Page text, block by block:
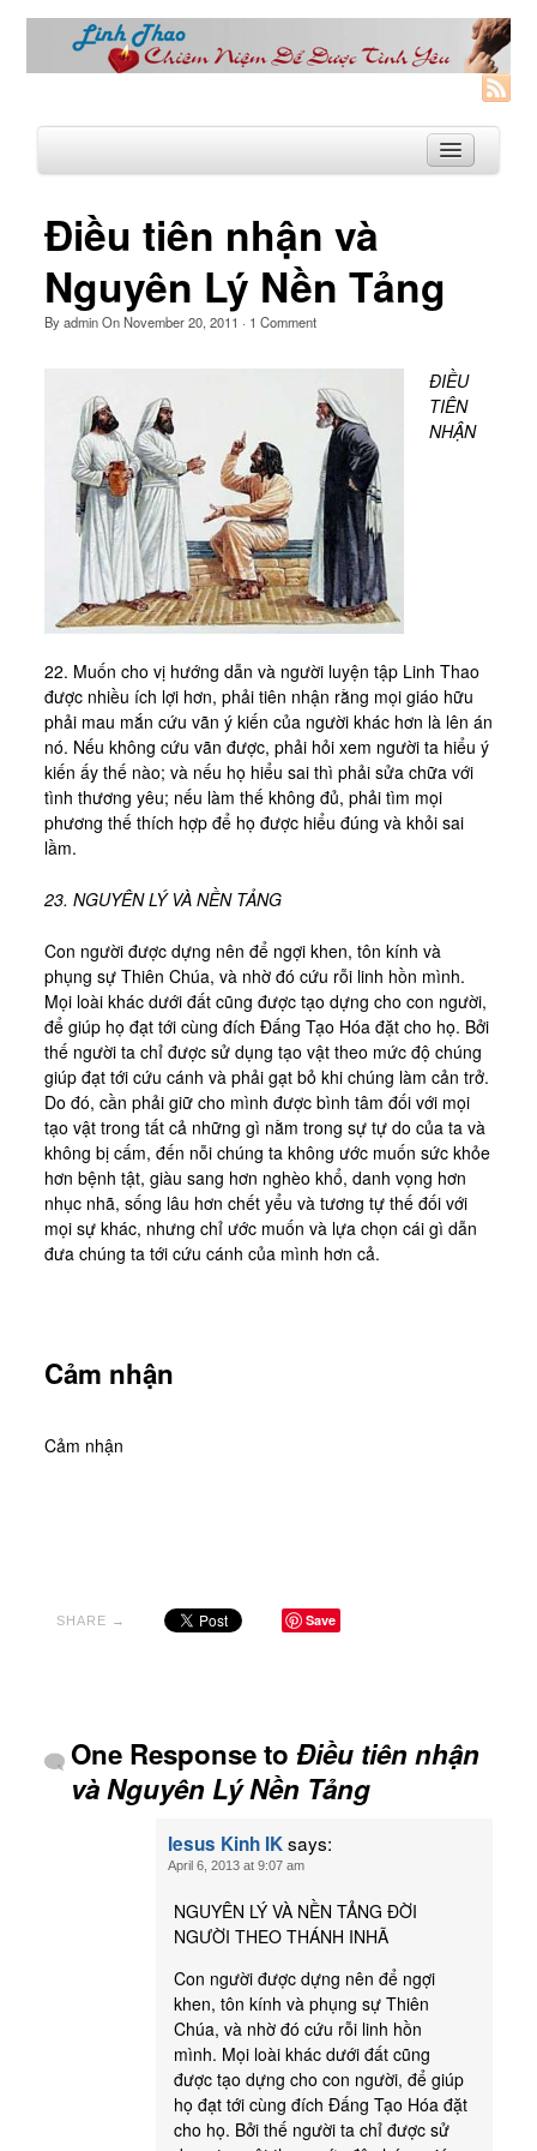
Linh Thao
Bạn Đường Linh Thao
Để Tự Do và Hạnh Phúc hơn
Khoá Linh Thao
Kinh Nghiệm
Hình Ảnh
Cầu Nguyện
Bài Cầu Nguyện
Cách Cầu Nguyện
Nhận Định
Phương Pháp CN, Xét Mình
Tác Phẩm
Trên Đường LBTM
Thao Luyện Nhẹ Nhàng
Xin Cho Con Gặp Được Chúa
Tài Liệu
Sách Linh Thao
Chú Giải Linh Thao
Khóa HD Linh hướng
Linh Thao Tám Ngày
Linh Thao Trong Cuộc Sống
Điều tiên nhận và
Nguyên Lý Nền Tảng
ByadminOnNovember 20, 2011 · 1 Comment
ĐIỀU
TIÊN
NHẬN
22. Muốn cho vị hướng dẫn và người luyện tập Linh Thao
được nhiều ích lợi hơn, phải tiên nhận rằng mọi giáo hữu
phải mau mắn cứu vãn ý kiến của người khác hơn là lên án
nó. Nếu không cứu vãn được, phải hỏi xem người ta hiểu ý
kiến ấy thế nào; và nếu họ hiểu sai thì phải sửa chữa với
tình thương yêu; nếu làm thế không đủ, phải tìm mọi
phương thế thích hợp để họ được hiểu đúng và khỏi sai
lầm.
23. NGUYÊN LÝ VÀ NỀN TẢNG
Con người được dựng nên để ngợi khen, tôn kính và
phụng sự Thiên Chúa, và nhờ đó cứu rỗi linh hồn mình.
Mọi loài khác dưới đất cũng được tạo dựng cho con người,
để giúp họ đạt tới cùng đích Đấng Tạo Hóa đặt cho họ. Bởi
thế người ta chỉ được sử dụng tạo vật theo mức độ chúng
giúp đạt tới cứu cánh và phải gạt bỏ khi chúng làm cản trở.
Do đó, cần phải giữ cho mình được bình tâm đối với mọi
tạo vật trong tất cả những gì nằm trong sự tự do của ta và
không bị cấm, đến nỗi chúng ta không ước muốn sức khỏe
hơn bệnh tật, giàu sang hơn nghèo khổ, danh vọng hơn
nhục nhã, sống lâu hơn chết yểu và tương tự thế đối với
mọi sự khác, nhưng chỉ ước muốn và lựa chọn cái gì dẫn
đưa chúng ta tới cứu cánh của mình hơn cả.
Cảm nhận
Cảm nhận
SHARE → Save
One Response to Điều tiên nhận
và Nguyên Lý Nền Tảng
Iesus Kinh IKsays:
April 6, 2013 at 9:07 am
NGUYÊN LÝ VÀ NỀN TẢNG ĐỜI
NGƯỜI THEO THÁNH INHÃ
Con người được dựng nên để ngợi
khen, tôn kính và phụng sự Thiên
Chúa, và nhờ đó cứu rỗi linh hồn
mình. Mọi loài khác dưới đất cũng
được tạo dựng cho con người, để giúp
họ đạt tới cùng đích Đấng Tạo Hóa đặt
cho họ. Bởi thế người ta chỉ được sử